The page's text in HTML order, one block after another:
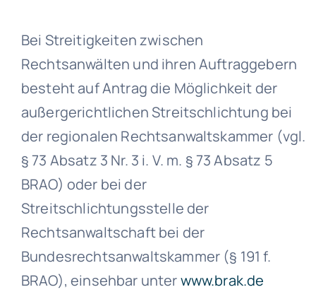
Bei Streitigkeiten zwischen
Rechtsanwälten und ihren Auftraggebern
besteht auf Antrag die Möglichkeit der
außergerichtlichen Streitschlichtung bei
der regionalen Rechtsanwaltskammer (vgl.
§ 73 Absatz 3 Nr. 3 i. V. m. § 73 Absatz 5
BRAO) oder bei der
Streitschlichtungsstelle der
Rechtsanwaltschaft bei der
Bundesrechtsanwaltskammer (§ 191 f.
BRAO), einsehbar unterwww.brak.de